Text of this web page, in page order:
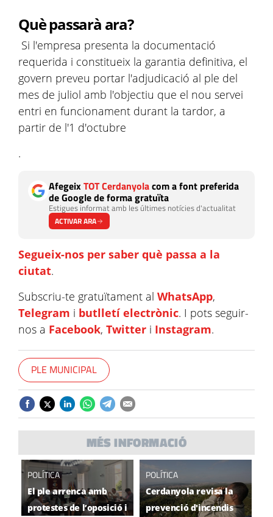
Què passarà ara?
Si l'empresa presenta la documentació
requerida i constitueix la garantia definitiva, el
govern preveu portar l'adjudicació al ple del
mes de juliol amb l'objectiu que el nou servei
entri en funcionament durant la tardor, a
partir de l'1 d'octubre
.
AfegeixTOT Cerdanyolacom a font preferida
de Google de forma gratuïta
Estigues informat amb les últimes notícies d'actualitat
ACTIVAR ARA
Segueix-nos per saber què passa a la
ciutat.
Subscriu-te gratuïtament al WhatsApp,
Telegram i butlletí electrònic. I pots seguir-
nos a Facebook, Twitter i Instagram.
PLE MUNICIPAL
MÉS INFORMACIÓ
POLÍTICA
El ple arrenca amb
protestes de l’oposició i
POLÍTICA
Cerdanyola revisa la
prevenció d'incendis